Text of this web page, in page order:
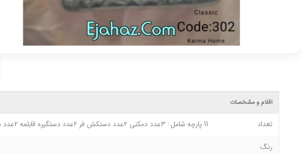
اقلام و مشخصات
تعداد
11 پارچه شامل : ۳عدد دمکنی ۲عدد دستکش فر ۲عدد دستگیره قابلمه ۲عدد دستگیره مربع جیب دار ۱عدد پیش بند با کاور پلاستیکی ۱عدد نمگیر ظروف
رنگ